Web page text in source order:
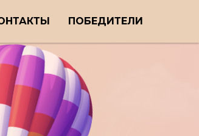
ПОБЕДИТЕЛИ